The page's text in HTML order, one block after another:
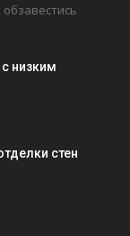
низким
стен